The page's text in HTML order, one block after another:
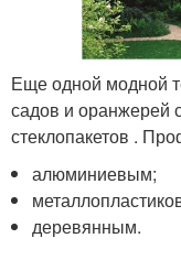
Еще одной модной
садов и оранжерей
стеклопакетов .
алюминиевым;
деревянным.